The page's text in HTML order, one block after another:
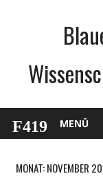
MENÜ
MONAT: NOVEMBER